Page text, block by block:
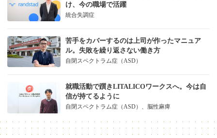
け、今の職場で活躍
統合失調症
苦手をカバーするのは上司が作ったマニュア
ル。失敗を繰り返さない働き方
自閉スペクトラム症（ASD）
就職活動で躓きLITALICOワークスへ。今は自
信が持てるように
自閉スペクトラム症（ASD）、脳性麻痺